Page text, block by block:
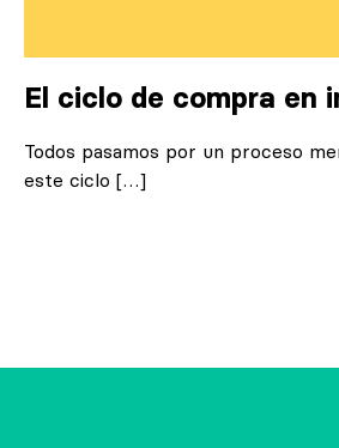
El ciclo de compra en
Todos pasamos por un proceso
este ciclo […]